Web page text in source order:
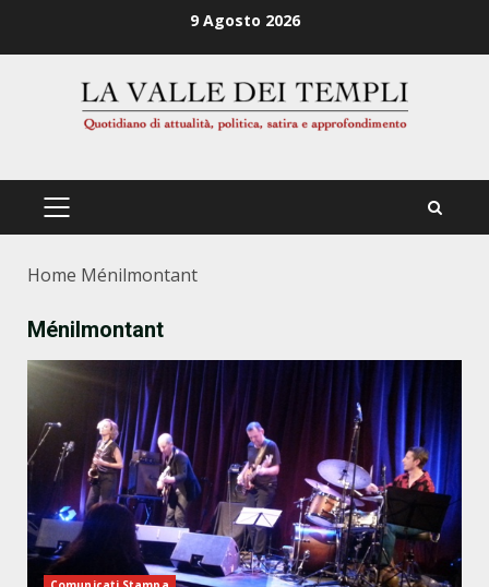
9 Agosto 2026
PRIMÄRES
Home Ménilmontant
Ménilmontant